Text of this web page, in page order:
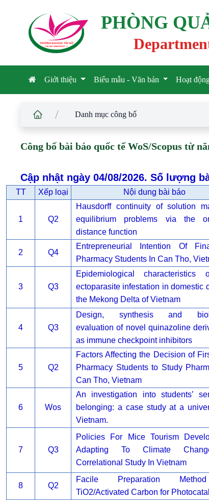
TRƯỜNG ĐẠI HỌC TÂY ĐÔ
TAY DO UNIVERSIT Y
PHÒNG
Giới thiệu Biểu mẫu - Văn bản Hoạt
/ Danh mục công bố
Công bố bài báo quốc tế WoS/Scopus từ
Cập nhật ngày 04/08/2026. Số lượng
TT Xếp loại Nội dung bài báo
1 Q2
Hausdorff continuity of solution
equilibrium problems via the
distance function
2 Q4
Entrepreneurial Intention Of
Pharmacy Students In Can Tho,
3 Q3
Epidemiological characteristics
ectoparasite infestation in domestic
the Mekong Delta of Vietnam
4 Q3
Design, synthesis and
evaluation of novel quinazoline
as immune checkpoint inhibitors
5 Q2
Factors Affecting the Decision of
Pharmacy Students to Study
Can Tho, Vietnam
6 Wos
An investigation into students’
belonging: a case study at a
Vietnam.
7 Q3
Policies For Mice Tourism
Adapting To Climate
Correlational Study In Vietnam
8 Q2
Facile Preparation
TiO2/Activated Carbon for